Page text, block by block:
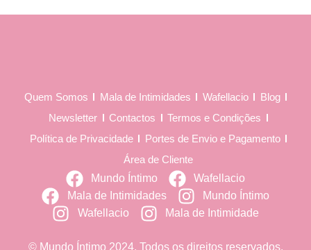
Quem Somos Mala de Intimidades Wafellacio
Blog
Newsletter
Contactos
Termos e Condições
Política de Privacidade
Portes de Envio e Pagamento
Área de Cliente
Mundo Íntimo
Wafellacio
Mala de Intimidades
Mundo Íntimo
Wafellacio
Mala de Intimidade
© Mundo Íntimo 2024. Todos os direitos reservados.